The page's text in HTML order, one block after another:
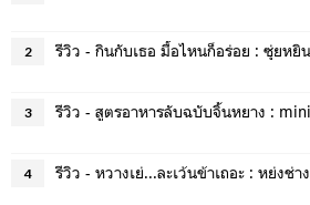
2
3
4 รีวิว - หวางเย่...ละเว้นข้าเถอะ : หย่งช่าง